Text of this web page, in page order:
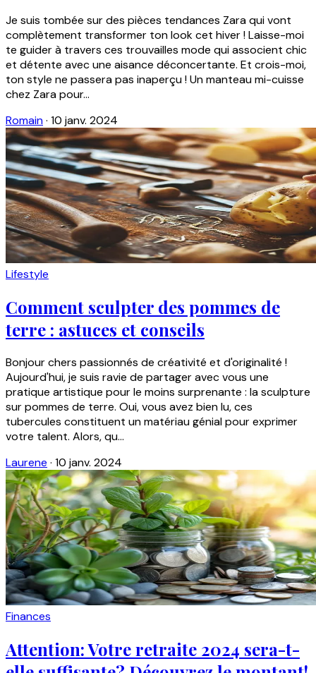
Je suis tombée sur des pièces tendances Zara qui vont
complètement transformer ton look cet hiver ! Laisse-moi
te guider à travers ces trouvailles mode qui associent chic
et détente avec une aisance déconcertante. Et crois-moi,
ton style ne passera pas inaperçu ! Un manteau mi-cuisse
chez Zara pour...
Romain· 10 janv. 2024
Lifestyle
Comment sculpter des pommes de
terre : astuces et conseils
Bonjour chers passionnés de créativité et d'originalité !
Aujourd'hui, je suis ravie de partager avec vous une
pratique artistique pour le moins surprenante : la sculpture
sur pommes de terre. Oui, vous avez bien lu, ces
tubercules constituent un matériau génial pour exprimer
votre talent. Alors, qu...
Laurene · 10 janv. 2024
Finances
Attention: Votre retraite 2024 sera-t-